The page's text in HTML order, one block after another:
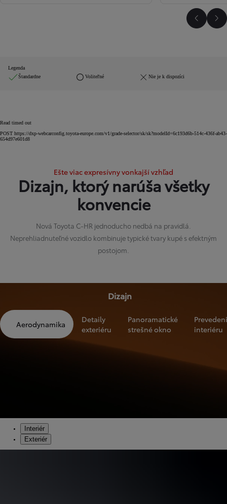
Legenda
Štandardne
Voliteľné Nie je k dispozíci
Read timed out
POST https://dxp-webcarconfig.toyota-europe.com/v1/grade-selector/sk/sk?modelId=6c193d6b-514c-436f-ab43-
654d97e601d8
Ešte viac expresívny vonkajší vzhľad
Dizajn, ktorý narúša všetky
konvencie
Nová Toyota C-HR jednoducho nedbá na pravidlá.
Neprehliadnuteľné vozidlo kombinuje typické tvary kupé s efektným
postojom.
Dizajn
Aerodynamika
Detaily
exteriéru
Panoramatické
strešné okno
interiéru
Interiér
Exteriér